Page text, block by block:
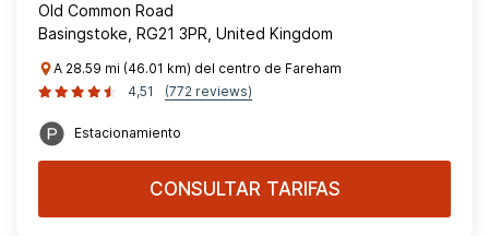
Old Common Road
Basingstoke, RG21 3PR, United Kingdom
A 28.59 mi (46.01 km) del centro de Fareham
4,51
(772 reviews)
Estacionamiento
CONSULTAR TARIFAS